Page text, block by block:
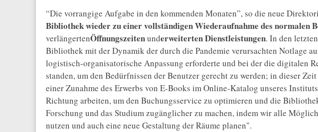
“Die vorrangige Aufgabe in den kommenden Monaten”, so die neue
Bibliothek wieder zu einer vollständigen Wiederaufnahme des normalen
verlängertenÖffnungszeitenunderweiterten Dienstleistungen. In den
Bibliothek mit der Dynamik der durch die Pandemie verursachten Notlage
logistisch-organisatorische Anpassung erforderte und bei der die digitalen
standen, um den Bedürfnissen der Benutzer gerecht zu werden; in dieser
einer Zunahme des Erwerbs von E-Books im Online-Katalog unseres
Richtung arbeiten, um den Buchungsservice zu optimieren und die
Forschung und das Studium zugänglicher zu machen, indem wir alle
nutzen und auch eine neue Gestaltung der Räume planen".